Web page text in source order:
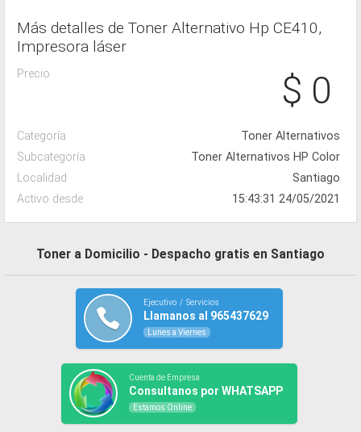
Más detalles de Toner Alternativo Hp CE410,
Impresora láser
Precio $ 0
Categoría
Toner Alternativos
Subcategoría
Toner Alternativos HP Color
Localidad
Santiago
Activo desde
15:43:31 24/05/2021
Toner a Domicilio - Despacho gratis en Santiago
Ejecutivo / Servicios
Llamanos al 965437629
Lunes a Viernes
Cuenta de Empresa
Consultanos por WHATSAPP
Estamos Online